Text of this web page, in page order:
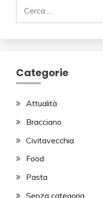
per:
Categorie
Attualità
Bracciano
Civitavecchia
Food
Pasta
Senza categoria